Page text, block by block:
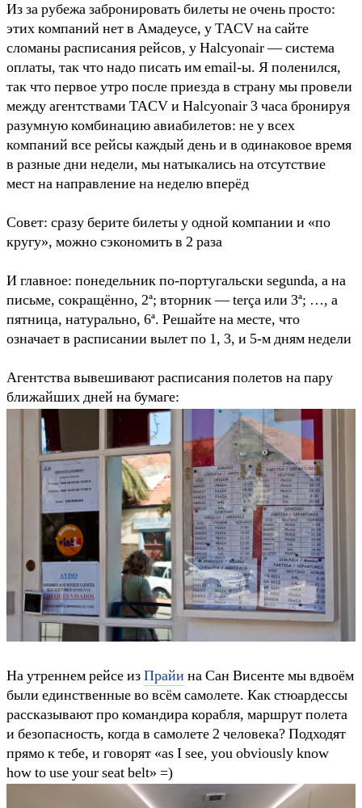
Из за рубежа забронировать билеты не очень просто:
этих компаний нет в Амадеусе, у TACV на сайте
сломаны расписания рейсов, у Halcyonair — система
оплаты, так что надо писать им email-ы. Я поленился,
так что первое утро после приезда в страну мы провели
между агентствами TACV и Halcyonair 3 часа бронируя
разумную комбинацию авиабилетов: не у всех
компаний все рейсы каждый день и в одинаковое время
в разные дни недели, мы натыкались на отсутствие
мест на направление на неделю вперёд
Совет: сразу берите билеты у одной компании и «по
кругу», можно сэкономить в 2 раза
И главное: понедельник по-португальски segunda, а на
письме, сокращённо, 2ª; вторник — terça или 3ª; …, а
пятница, натурально, 6ª. Решайте на месте, что
означает в расписании вылет по 1, 3, и 5-м дням недели
Агентства вывешивают расписания полетов на пару
ближайших дней на бумаге:
На утреннем рейсе изПрайи на Сан Висенте мы вдвоём
были единственные во всём самолете. Как стюардессы
рассказывают про командира корабля, маршрут полета
и безопасность, когда в самолете 2 человека? Подходят
прямо к тебе, и говорят «as I see, you obviously know
how to use your seat belt» =)